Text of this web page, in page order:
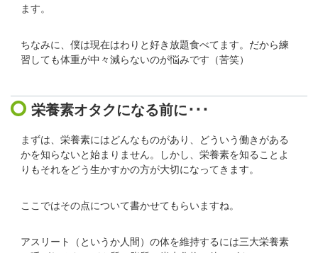
ます。
ちなみに、僕は現在はわりと好き放題食べてます。だから練
習しても体重が中々減らないのが悩みです（苦笑）
栄養素オタクになる前に･･･
まずは、栄養素にはどんなものがあり、どういう働きがある
かを知らないと始まりません。しかし、栄養素を知ることよ
りもそれをどう生かすかの方が大切になってきます。
ここではその点について書かせてもらいますね。
アスリート（というか人間）の体を維持するには三大栄養素